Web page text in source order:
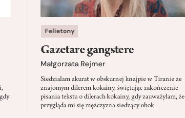
Felietony
Gazetare gangstere
Małgorzata Rejmer
Siedziałam akurat w obskurnej knajpie w Tiranie ze
znajomym dilerem kokainy, świętując zakończenie
pisania tekstu o dilerach kokainy, gdy zauważyłam, że
przygląda mi się mężczyzna siedzący obok